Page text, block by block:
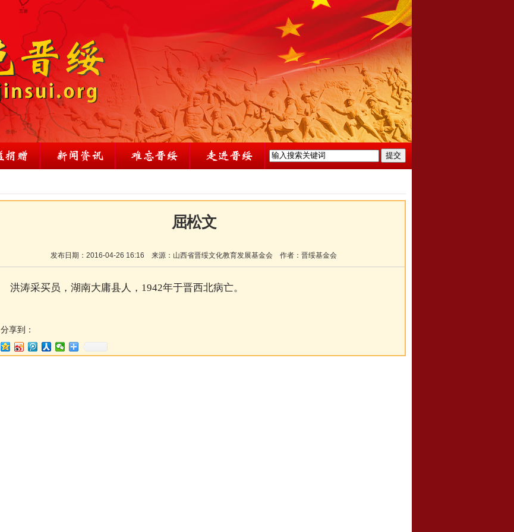
屈松文
发布日期： 2016-04-26 16:16 来源： 山西省晋绥文化教育发展基金会 作者： 晋绥基金会
洪涛采买员，湖南大庸县人，1942年于晋西北病亡。
分享到：